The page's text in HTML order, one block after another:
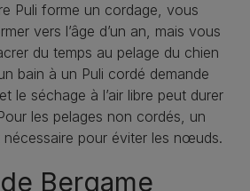
Puli forme un cordage, vous
vers l’âge d’un an, mais vous
du temps au pelage du chien
bain à un Puli cordé demande
le séchage à l’air libre peut durer
les pelages non cordés, un
nécessaire pour éviter les nœuds.
Bergame